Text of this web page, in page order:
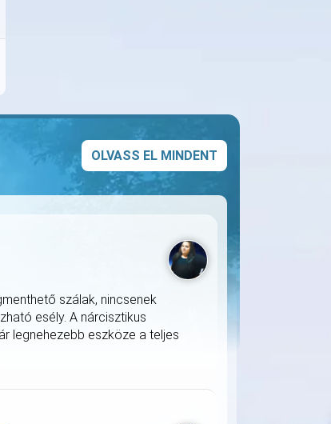
OLVASS EL MINDENT
szálak, nincsenek
esély. A nárcisztikus
legnehezebb eszköze a teljes